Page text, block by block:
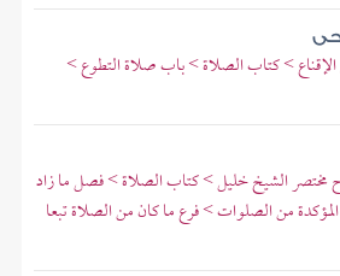
> كتاب الصلاة > باب صلاة التطوع >
مختصر الشيخ خليل > كتاب الصلاة > فصل ما زاد
من الصلوات > فرع ما كان من الصلاة تبعا